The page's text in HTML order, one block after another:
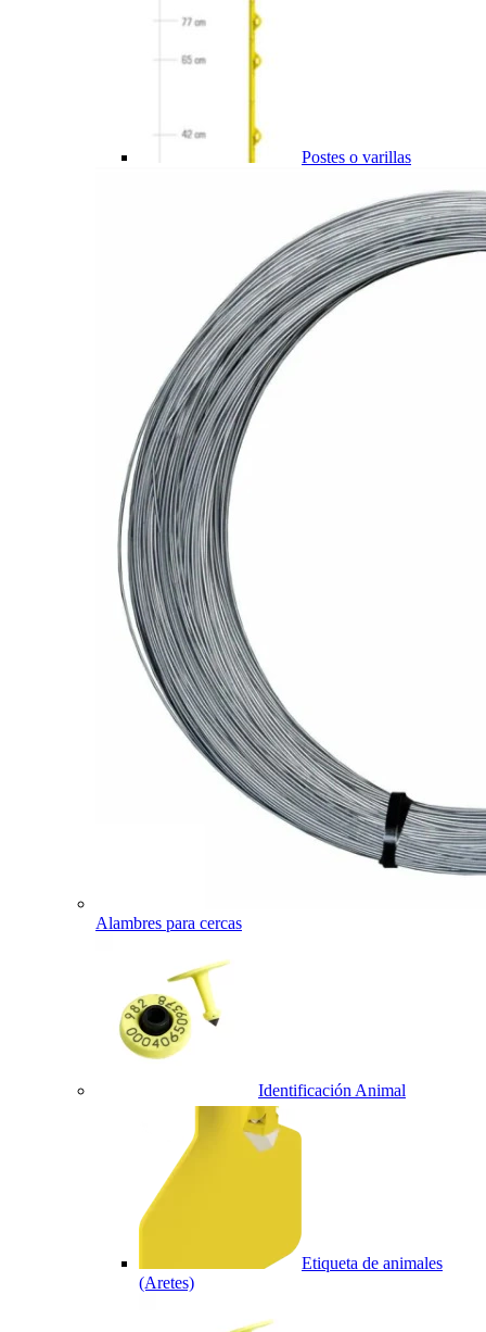
Postes o varillas
Alambres para cercas
Identificación Animal
Etiqueta de animales
(Aretes)